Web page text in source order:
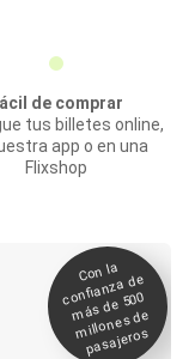
de comprar
tus billetes online,
app o en una
Flixshop
Con la
confianza de
más de 500
millones de
pasajeros